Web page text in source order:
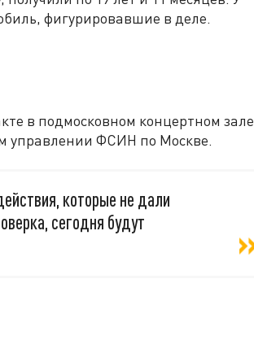
фигурировавшие в деле.
в подмосковном концертном зале
управлении ФСИН по Москве.
которые не дали
сегодня будут